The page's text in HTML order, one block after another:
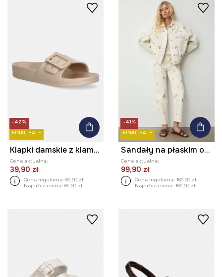
-42%
FINAL SALE
Klapki damskie z klamrą
Cena aktualna:
39,90 zł
Cena regularna: 69,90 zł
Najniższa cena: 69,90 zł
-41%
FINAL SALE
Sandały na płaskim obcasie damskie skórzane
Cena aktualna:
99,90 zł
Cena regularna: 169,90 zł
Najniższa cena: 169,90 zł